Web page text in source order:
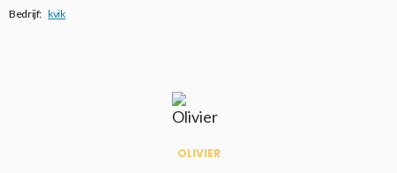
Bedrijf: kvik
OLIVIER